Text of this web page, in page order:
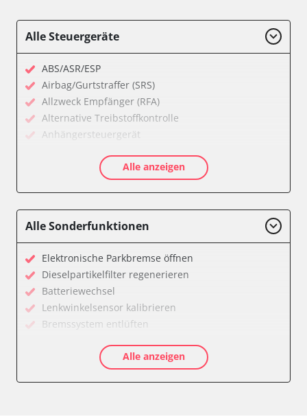
Alle Steuergeräte
ABS/ASR/ESP
Airbag/Gurtstraffer (SRS)
Allzweck Empfänger (RFA)
Alternative Treibstoffkontrolle
Anhängersteuergerät
Diesel Additiv-System
Getriebesteuerung
Informationsanzeige vorne (FDIM)
Klimaanlage
Kombiinstrument
Lenkradwinkel-Sensor
Leuchtweitenregulierung (LWR)
Motorsteuerung (EMS)
Schlüssellose Fernbedienung
Seitenhinderniserkennung links (SODL)
Alle anzeigen
Alle Sonderfunktionen
Elektronische Parkbremse öffnen
Dieselpartikelfilter regenerieren
Batteriewechsel
Lenkwinkelsensor kalibrieren
Bremssystem entlüften
AGR Ventil anlernen
Luftmassenmesser anlernen
Alle anzeigen